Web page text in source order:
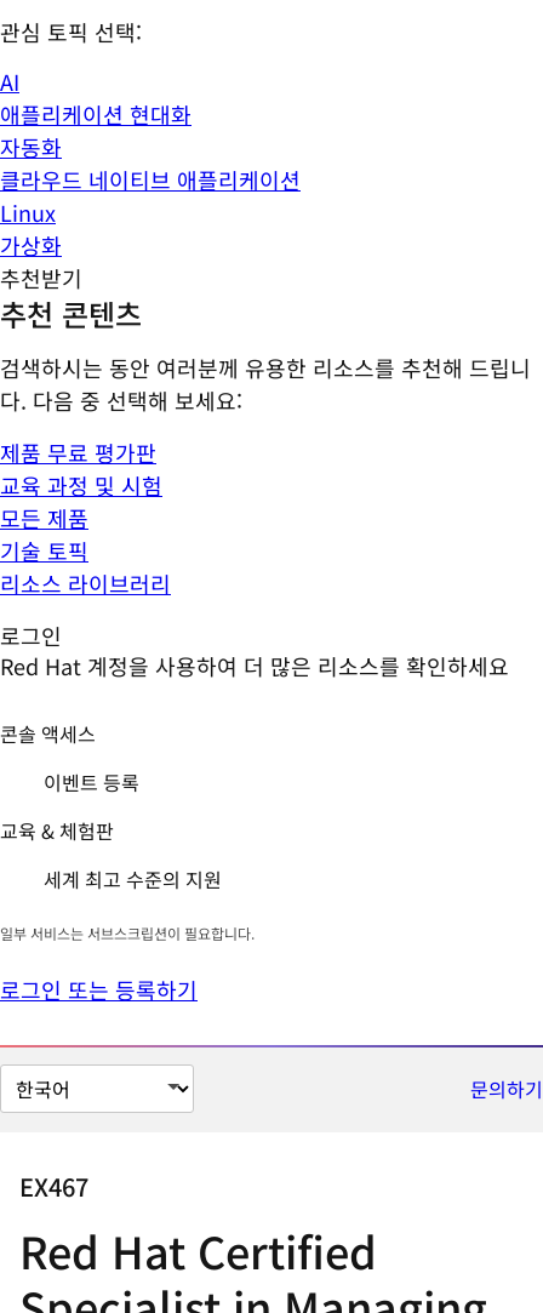
관심 토픽 선택:
AI
애플리케이션 현대화
자동화
클라우드 네이티브 애플리케이션
Linux
가상화
추천받기
추천 콘텐츠
검색하시는 동안 여러분께 유용한 리소스를 추천해 드립니
다. 다음 중 선택해 보세요:
제품 무료 평가판
교육 과정 및 시험
모든 제품
기술 토픽
리소스 라이브러리
로그인
Red Hat 계정을 사용하여 더 많은 리소스를 확인하세요
콘솔 액세스
이벤트 등록
교육 & 체험판
세계 최고 수준의 지원
일부 서비스는 서브스크립션이 필요합니다.
로그인 또는 등록하기
페
이
문의하기
EX467
Red Hat Certified